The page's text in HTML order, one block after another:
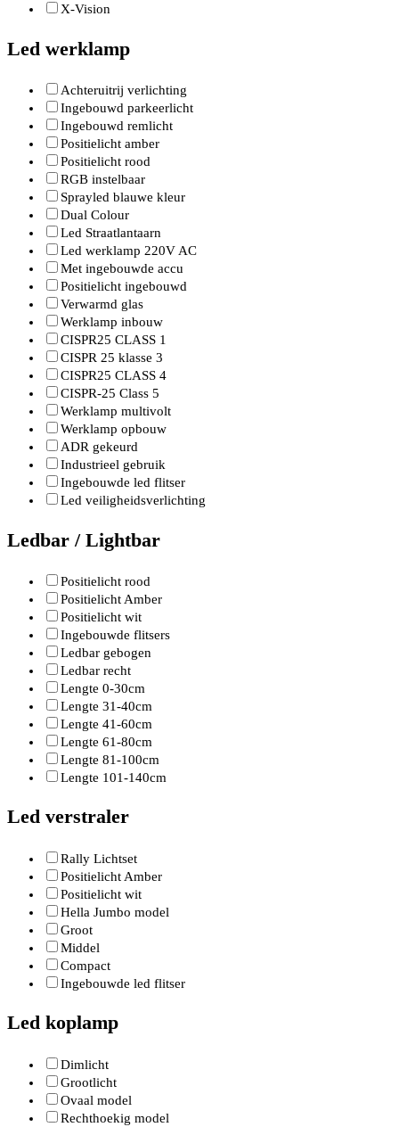
X-Vision
Led werklamp
Achteruitrij verlichting
Ingebouwd parkeerlicht
Ingebouwd remlicht
Positielicht amber
Positielicht rood
RGB instelbaar
Sprayled blauwe kleur
Dual Colour
Led Straatlantaarn
Led werklamp 220V AC
Met ingebouwde accu
Positielicht ingebouwd
Verwarmd glas
Werklamp inbouw
CISPR25 CLASS 1
CISPR 25 klasse 3
CISPR25 CLASS 4
CISPR-25 Class 5
Werklamp multivolt
Werklamp opbouw
ADR gekeurd
Industrieel gebruik
Ingebouwde led flitser
Led veiligheidsverlichting
Ledbar / Lightbar
Positielicht rood
Positielicht Amber
Positielicht wit
Ingebouwde flitsers
Ledbar gebogen
Ledbar recht
Lengte 0-30cm
Lengte 31-40cm
Lengte 41-60cm
Lengte 61-80cm
Lengte 81-100cm
Lengte 101-140cm
Led verstraler
Rally Lichtset
Positielicht Amber
Positielicht wit
Hella Jumbo model
Groot
Middel
Compact
Ingebouwde led flitser
Led koplamp
Dimlicht
Grootlicht
Ovaal model
Rechthoekig model